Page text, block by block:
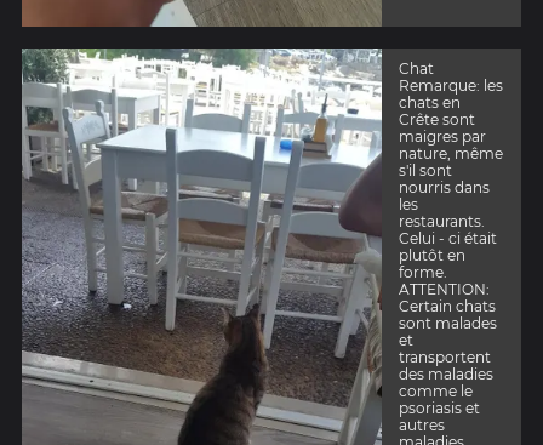
Chat
Remarque: les
chats en
Crête sont
maigres par
nature, même
s'il sont
nourris dans
les
restaurants.
Celui - ci était
plutôt en
forme.
ATTENTION:
Certain chats
sont malades
et
transportent
des maladies
comme le
psoriasis et
autres